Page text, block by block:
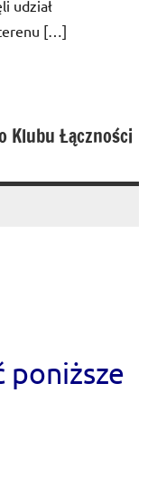
udział
terenu […]
Klubu Łączności